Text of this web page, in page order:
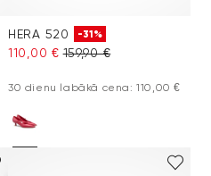
HERA 520 -31%
110,00 € 159,90 €
30 dienu labākā cena: 110,00 €